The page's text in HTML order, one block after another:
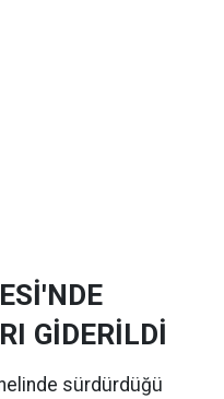
GİDERİLDİ
sürdürdüğü